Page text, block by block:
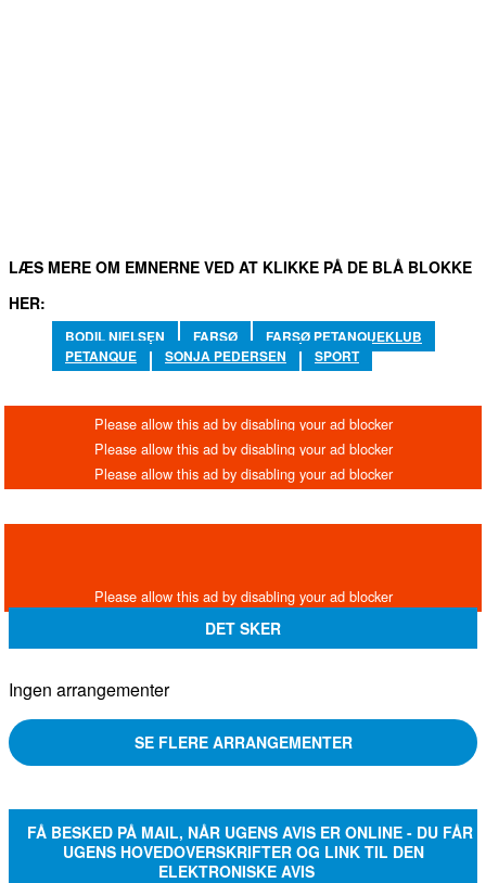
LÆS MERE OM EMNERNE VED AT KLIKKE PÅ DE BLÅ BLOKKE
HER:
BODIL NIELSEN FARSØ
FARSØ PETANQUEKLUB
PETANQUE
SONJA PEDERSEN SPORT
DET SKER
Ingen arrangementer
SE FLERE ARRANGEMENTER
FÅ BESKED PÅ MAIL, NÅR UGENS AVIS ER ONLINE - DU FÅR
UGENS HOVEDOVERSKRIFTER OG LINK TIL DEN
ELEKTRONISKE AVIS